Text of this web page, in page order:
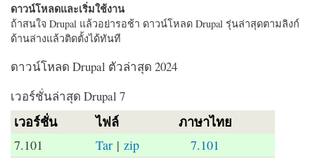
ดาวน์โหลดและเริ่มใช้งาน
ถ้าสนใจ Drupal แล้วอย่ารอช้า ดาวน์โหลด Drupal รุ่นล่าสุดตามลิงก์
ด้านล่างแล้วติดตั้งได้ทันที
ดาวน์โหลด Drupal ตัวล่าสุด 2024
เวอร์ชั่นล่าสุด Drupal 7
เวอร์ชั่น ไฟล์ ภาษาไทย
7.101 Tar |zip 7.101